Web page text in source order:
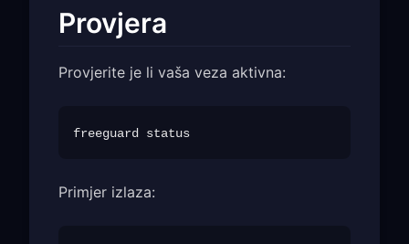
Provjera
Provjerite je li vaša veza aktivna:
Primjer izlaza: